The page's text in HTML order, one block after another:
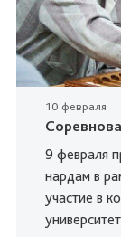
10 февраля
9 февраля
нардам в
участие в